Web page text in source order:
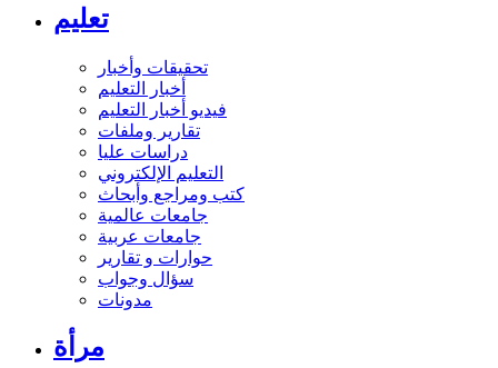
تعليم
تحقيقات وأخبار
أخبار التعليم
فيديو أخبار التعليم
تقارير وملفات
دراسات عليا
التعليم الإلكتروني
كتب ومراجع وأبحاث
جامعات عالمية
جامعات عربية
حوارات و تقارير
سؤال وجواب
مدونات
مرأة